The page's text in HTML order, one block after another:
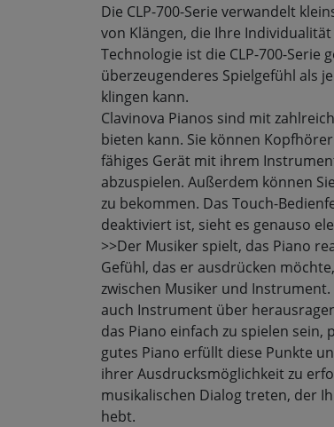
Die CLP-700-Serie verwandelt
von Klängen, die Ihre
Technologie ist die CLP-700-
überzeugenderes Spielgefühl als
klingen kann.
Clavinova Pianos sind mit
bieten kann. Sie können
fähiges Gerät mit ihrem
abzuspielen. Außerdem können
zu bekommen. Das Touch-
deaktiviert ist, sieht es genauso
>>Der Musiker spielt, das Piano
Gefühl, das er ausdrücken
zwischen Musiker und
auch Instrument über
das Piano einfach zu spielen
gutes Piano erfüllt diese Punkte
ihrer Ausdrucksmöglichkeit zu
musikalischen Dialog treten, der
hebt.